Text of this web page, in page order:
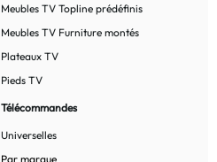
Meubles TV Topline prédéfinis
Meubles TV Furniture montés
Plateaux TV
Pieds TV
Télécommandes
Universelles
Par marque